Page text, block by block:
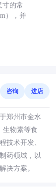
寸的常
），并
咨询 进店
郑州市金水
生物素等食
技术开发、
药领域，以
决方案。